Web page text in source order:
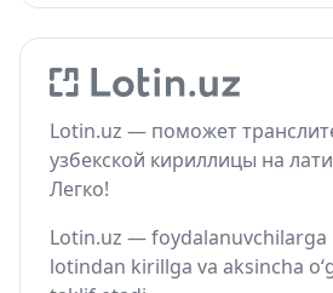
Lotin.uz — поможет
узбекской кириллицы на
Легко!
Lotin.uz —
lotindan kirillga va aksincha